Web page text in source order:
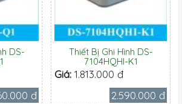
DS-
đ
Thiết Bị Ghi Hình DS-
7104HQHI-K1
Giá: 1.813.000 đ
2.590.000 đ